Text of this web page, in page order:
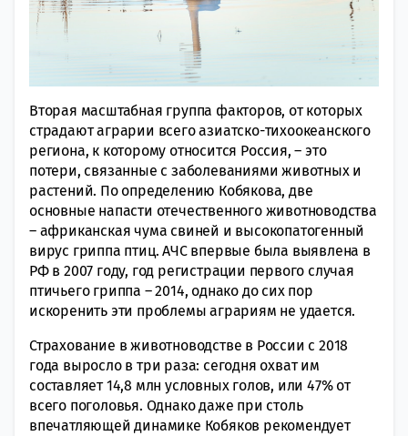
Вторая масштабная группа факторов, от которых
страдают аграрии всего азиатско-тихоокеанского
региона, к которому относится Россия, – это
потери, связанные с заболеваниями животных и
растений. По определению Кобякова, две
основные напасти отечественного животноводства
– африканская чума свиней и высокопатогенный
вирус гриппа птиц. АЧС впервые была выявлена в
РФ в 2007 году, год регистрации первого случая
птичьего гриппа – 2014, однако до сих пор
искоренить эти проблемы аграриям не удается.
Страхование в животноводстве в России с 2018
года выросло в три раза: сегодня охват им
составляет 14,8 млн условных голов, или 47% от
всего поголовья. Однако даже при столь
впечатляющей динамике Кобяков рекомендует